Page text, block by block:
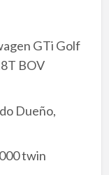
GTi Golf
BOV
Dueño,
twin